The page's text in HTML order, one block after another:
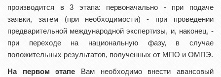
производится в 3 этапа: первоначально - при подаче
заявки, затем (при необходимости) - при проведении
предварительной международной экспертизы, и, наконец, -
при переходе на национальную фазу, в случае
положительных результатов, полученных от МПО и ОМПЭ.
На первом этапе Вам необходимо внести авансовый